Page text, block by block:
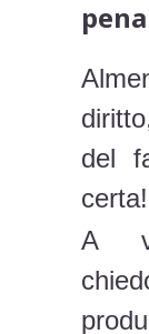
del
A